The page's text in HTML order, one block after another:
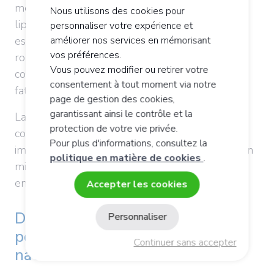
métaboliser les glucides, les protéines et les
lipides. Par exemple, la vitamineB12
essentielle pour la formation des globules
rouges, qui transportent l'oxygène dans tout le
corps, contribuant ainsi à réduire la sensation de
fatigue.
La
vitamine Cest également un allié précieux
contre la fatigue. Elle stimule le système
immunitaire et aide le corps à absorber le fer, un
minéral indispensable. Un déficit en fer peut
entraîner une fatigue importante.
Des compléments alimentaires
pour renouer avec sa forme
naturelle
Nous utilisons des cookies pour
personnaliser votre expérience et
améliorer nos services en mémorisant
vos préférences.
Vous pouvez modifier ou retirer votre
consentement à tout moment via notre
page de gestion des cookies,
garantissant ainsi le contrôle et la
protection de votre vie privée.
Pour plus d'informations, consultez la
politique en matière de cookies .
Accepter les cookies
Continuer sans accepter
Personnaliser